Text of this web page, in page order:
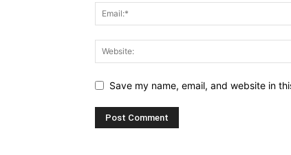
Save my name, email, and website in